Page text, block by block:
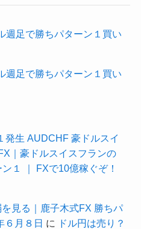
週足で勝ちパターン１買い
週足で勝ちパターン１買い
発生 AUDCHF 豪ドルスイ
｜豪ドルスイスフランの
１ ｜ FXで10億稼ぐぞ！
見る｜鹿子木式FX 勝ちパ
６月８日 に
ドル円は売り？